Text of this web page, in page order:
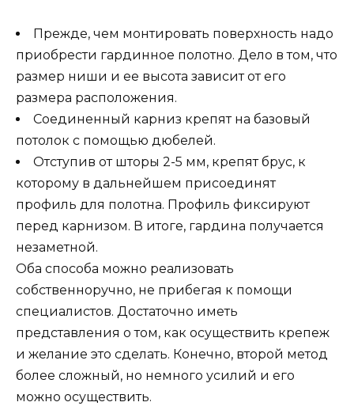
Прежде, чем монтировать поверхность надо
приобрести гардинное полотно. Дело в том, что
размер ниши и ее высота зависит от его
размера расположения.
Соединенный карниз крепят на базовый
потолок с помощью дюбелей.
Отступив от шторы 2-5 мм, крепят брус, к
которому в дальнейшем присоединят
профиль для полотна. Профиль фиксируют
перед карнизом. В итоге, гардина получается
незаметной.
Оба способа можно реализовать
собственноручно, не прибегая к помощи
специалистов. Достаточно иметь
представления о том, как осуществить крепеж
и желание это сделать. Конечно, второй метод
более сложный, но немного усилий и его
можно осуществить.